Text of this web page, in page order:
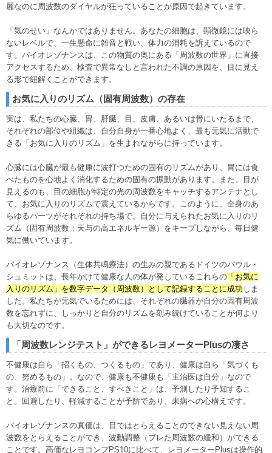
麗なのに周波数のダイヤルが狂っていることが原因で起きています。
「気のせい」なんかではありません。あなたの細胞は、顕微鏡には映ら
ないレベルで、一生懸命に雑音と戦い、体力の消耗を訴えているので
す。バイオレゾナンスは、この物質の奥にある「周波数の世界」に直接
アクセスするため、検査で異常なしと言われた不調の原因を、目に見え
る形で紐解くことができます。
お気に入りのリズム（固有周波数）の存在
実は、私たちの心臓、胃、肝臓、目、皮膚、あるいは骨にいたるまで、
それぞれの部位や組織は、自分自身が一番心地よく、最も元気に活動で
きる「お気に入りのリズム」を生まれながらに持っています。
心臓には心臓が最も健康に波打つための固有のリズムがあり、胃には食
べたものを心地よく消化するための固有の振動があります。また、目が
見えるのも、目の細胞が特定の光の周波数をキャッチするアンテナとし
て、お気に入りのリズムで震えているからです。このように、全身のあ
らゆるパーツがそれぞれの持ち場で、自分に与えられたお気に入りのリ
ズム（固有周波数：天与の高エネルギー源）をキープしながら、毎日健
気に働いています。
バイオレゾナンス（生体共鳴療法）の生みの親であるドイツのパウル・
シュミットは、長年かけて健康な人の体が発しているこれらの 「お気に
入りのリズム」を数字データ（周波数）として記録することに成功 しま
した。私たちが元気でいるためには、それぞれの臓器が自分の固有周波
数を忘れずに、しっかりと自分のリズムを刻み続けていることが何より
も大切なのです。
「周波数レンジテスト」ができるレヨメーターPlusの凄さ
不健康は自ら「招くもの、つくるもの」であり、健康は自ら「気づくも
の、努めるもの」。なので、健康も不健康も「主治医は自分」なので
す。治療前に「できること、すべきこと」は、予測したり予知するこ
と。回避したり、軽減することが予防であり、未病への心構えです。
バイオレゾナンスの真価は、目ではとらえることのできない見えない周
波数をとらえることができ、波動調整（ブレた周波数の緩和）ができる
ことです。高価なレヨコンプPS10に比べて、レヨメーターPlusは操作的